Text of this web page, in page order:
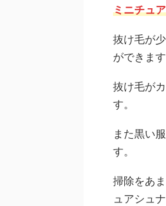
ミニチュ
抜け毛が
ができます
抜け毛が
す。
また黒い
す。
掃除をあ
ュアシュ